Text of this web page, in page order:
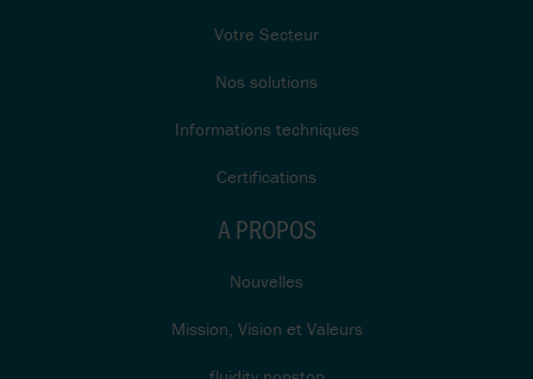
Votre Secteur
Nos solutions
Informations techniques
Certifications
A PROPOS
Nouvelles
Mission, Vision et Valeurs